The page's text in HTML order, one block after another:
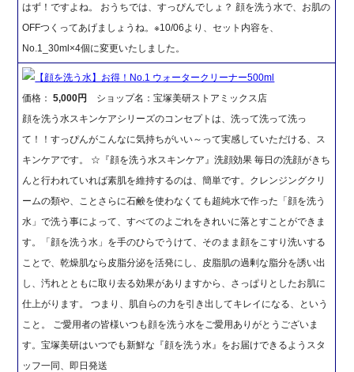
はず！ですよね。 おうちでは、すっぴんでしょ？ 顔を洗う水で、お肌の
OFFつくってあげましょうね。※10/06より、セット内容を、
No.1_30ml×4個に変更いたしました。
【顔を洗う水】お得！No.1 ウォータークリーナー500ml
価格：5,000円
ショップ名：宝塚美研ストアミックス店
顔を洗う水スキンケアシリーズのコンセプトは、洗って洗って洗っ
て！！すっぴんがこんなに気持ちがいい～って実感していただける、ス
キンケアです。 ☆『顔を洗う水スキンケア』洗顔効果 毎日の洗顔がきち
んと行われていれば素肌を維持するのは、簡単です。クレンジングクリ
ームの類や、ことさらに石鹸を使わなくても超純水で作った「顔を洗う
水」で洗う事によって、すべてのよごれをきれいに落とすことができま
す。「顔を洗う水」を手のひらでうけて、そのまま顔をこすり洗いする
ことで、乾燥肌なら皮脂分泌を活発にし、皮脂肌の過剰な脂分を誘い出
し、汚れとともに取り去る効果がありますから、さっぱりとしたお肌に
仕上がります。 つまり、肌自らの力を引き出してキレイになる、という
こと。 ご愛用者の皆様いつも顔を洗う水をご愛用ありがとうございま
す。宝塚美研はいつでも新鮮な『顔を洗う水』をお届けできるようスタ
ッフ一同、即日発送